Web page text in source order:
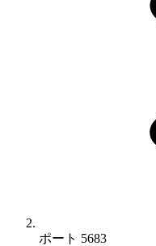
ポート 5683